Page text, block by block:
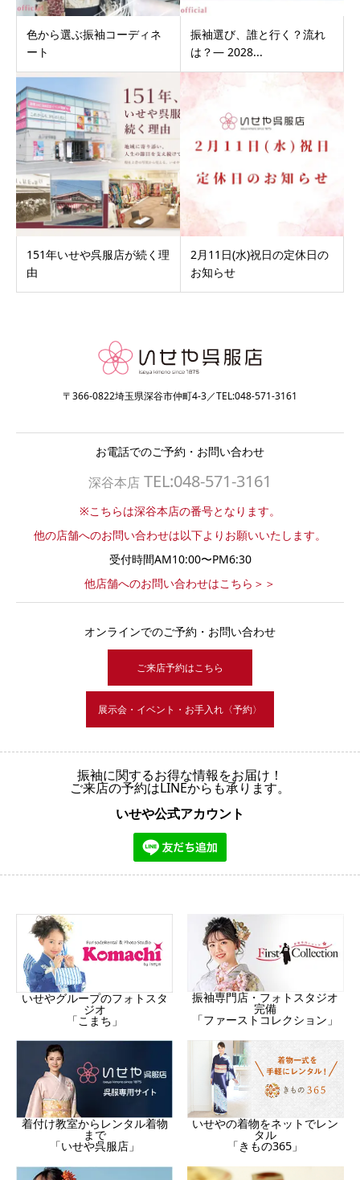
色から選ぶ振袖コーディネ
ート
振袖選び、誰と行く？流れ
は？― 2028...
151年いせや呉服店が続く理
由
2月11日(水)祝日の定休日の
お知らせ
〒366-0822埼玉県深谷市仲町4-3／TEL:048-571-3161
お電話でのご予約・お問い合わせ
深谷本店 TEL:048-571-3161
※こちらは深谷本店の番号となります。
他の店舗へのお問い合わせは以下よりお願いいたします。
受付時間AM10:00〜PM6:30
他店舗へのお問い合わせはこちら＞＞
オンラインでのご予約・お問い合わせ
ご来店予約はこちら
展示会・イベント・お手入れ〈予約〉
振袖に関するお得な情報をお届け！
ご来店の予約はLINEからも承ります。
いせや公式アカウント
いせやグループのフォトスタ
ジオ
「こまち」
振袖専門店・フォトスタジオ
完備
「ファーストコレクション」
着付け教室からレンタル着物
まで
「いせや呉服店」
いせやの着物をネットでレン
タル
「きもの365」